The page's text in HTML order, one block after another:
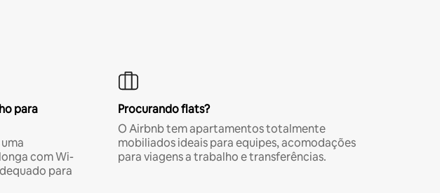
para
com Wi-
para
Procurando flats?
O Airbnb tem apartamentos totalmente
mobiliados ideais para equipes, acomodações
para viagens a trabalho e transferências.